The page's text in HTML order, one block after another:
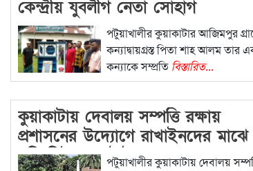
কেন্দ্রীয় যুবলীগ নেতা সোহাগ
পটুয়াখালীর কুয়াকাটার আজিমপুর
কন্যাদ্বায়গ্রস্ত পিতা শাহ আলম তার
কন্যাকে সম্প্রতি বিস্তারিত...
কুয়াকাটায় দেবালয় সম্পত্তি রক্ষায়
প্রশাসনের উদ্যোগে রাখাইনদের মাঝে
স্বস্তি-নিউজ অলটাইমপটুয়াখালীর কুয়াকাটায় দেবালয়